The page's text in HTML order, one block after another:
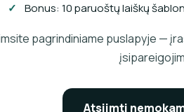
Bonus: 10 paruoštų laiškų
pagrindiniame puslapyje —
Atsiimti